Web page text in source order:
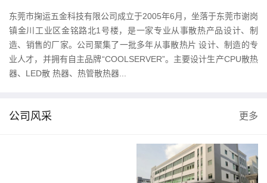
东莞市掬运五金科技有限公司成立于2005年6月，坐落于东莞市谢岗
镇金川工业区金铭路北1号楼，是一家专业从事散热产品设计、制
造、销售的厂家。公司聚集了一批多年从事散热片 设计、制造的专
业人才，并拥有自主品牌“COOLSERVER”。主要设计生产CPU散热
器、LED散 热器、热管散热器...
公司风采 更多